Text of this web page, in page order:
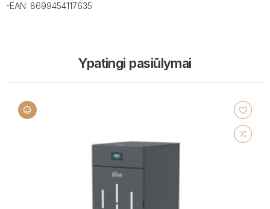
-EAN: 8699454117635
Ypatingi pasiūlymai